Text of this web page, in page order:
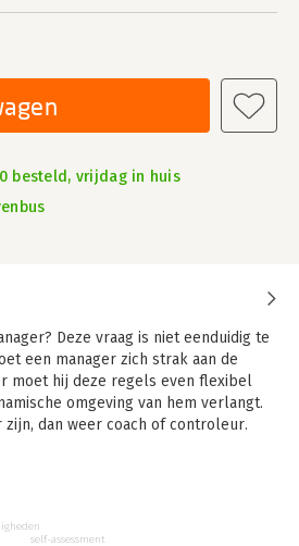
besteld, vrijdag in huis
Deze vraag is niet eenduidig te
een manager zich strak aan de
moet hij deze regels even flexibel
omgeving van hem verlangt.
zijn, dan weer coach of controleur.
daarvoor het concurrerende-
self-assessment